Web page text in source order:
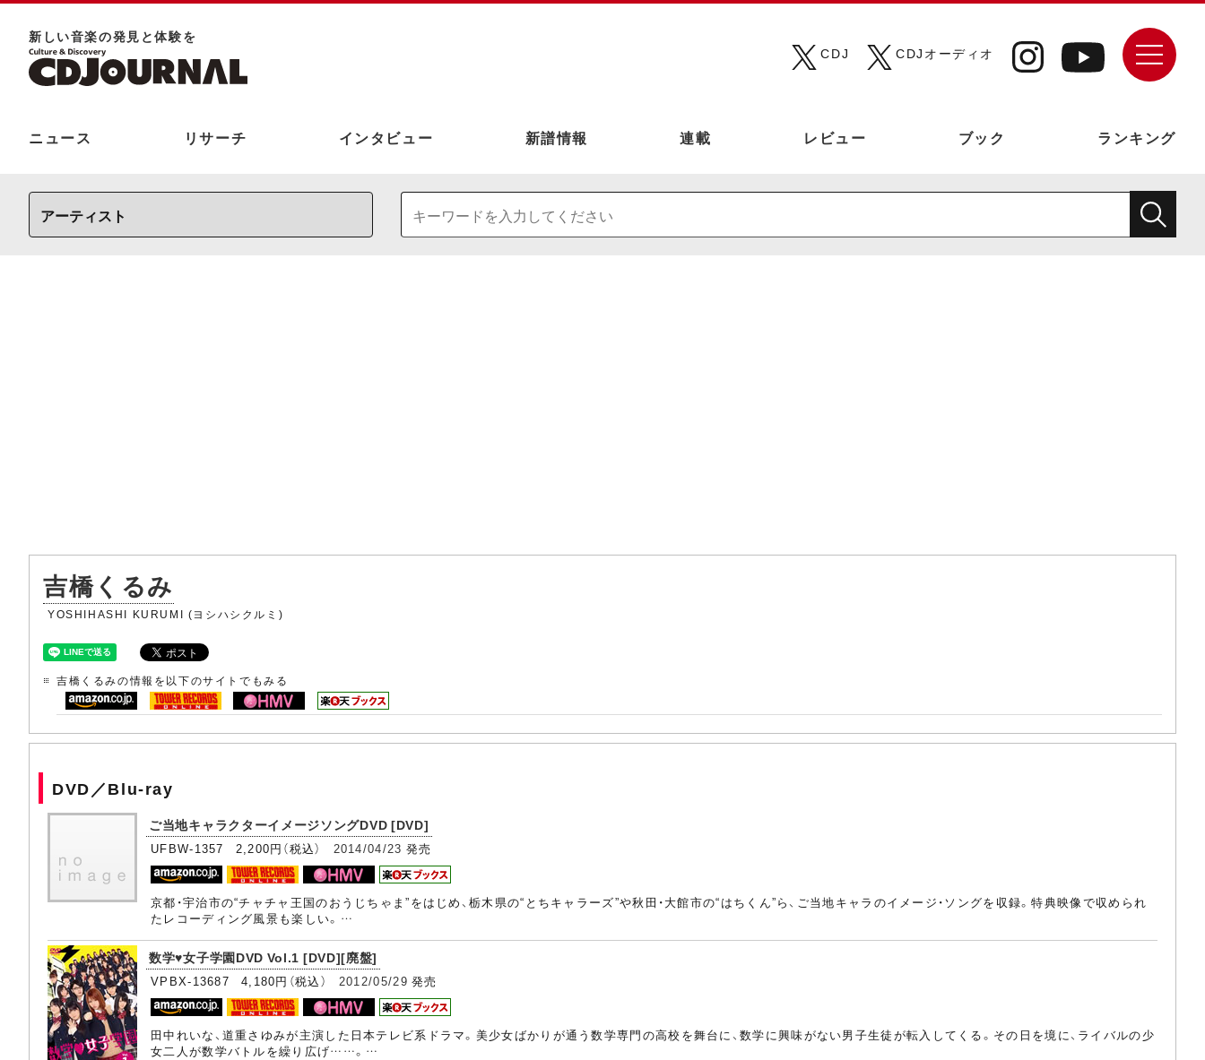
新しい⾳楽の発⾒と体験を
CDJ
CDJオーディオ
ニュース リサーチ インタビュー 新譜情報 連載 レビュー ブック ランキング
吉橋くるみ
YOSHIHASHI KURUMI (ヨシハシクルミ)
吉橋くるみの情報を以下のサイトでもみる
DVD／Blu-ray
ご当地キャラクターイメージソングDVD [DVD]
UFBW-1357 2,200円（税込） 2014/04/23 発売
京都・宇治市の“チャチャ王国のおうじちゃま”をはじめ、栃木県の“とちキャラーズ”や秋田・大館市の“はちくん”ら、ご当地キャラのイメージ・ソングを収録。特典映像で収められ
たレコーディング風景も楽しい。…
数学♥女子学園DVD Vol.1 [DVD][廃盤]
VPBX-13687 4,180円（税込） 2012/05/29 発売
田中れいな、道重さゆみが主演した日本テレビ系ドラマ。美少女ばかりが通う数学専門の高校を舞台に、数学に興味がない男子生徒が転入してくる。その日を境に、ライバルの少
女二人が数学バトルを繰り広げ……。…